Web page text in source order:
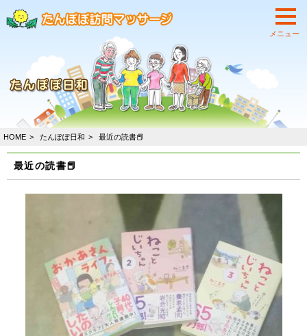
HOME たんぽぽ日和 最近の読書📕
最近の読書📕